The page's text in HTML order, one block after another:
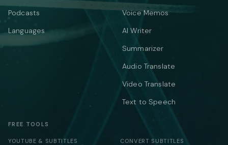
Podcasts
Languages
Voice Memos
AI Writer
Summarizer
Audio Translate
Video Translate
Text to Speech
FREE TOOLS
YOUTUBE & SUBTITLES CONVERT SUBTITLES